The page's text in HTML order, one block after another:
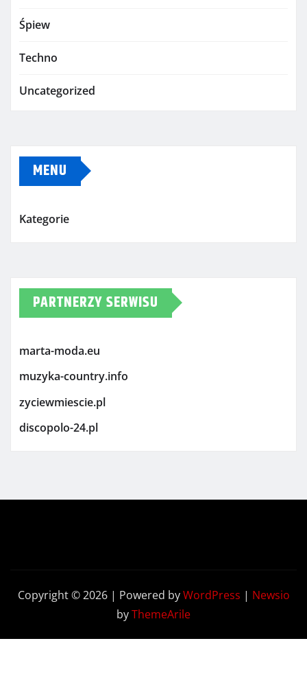
Śpiew
Techno
Uncategorized
MENU
Kategorie
PARTNERZY SERWISU
marta-moda.eu
muzyka-country.info
zyciewmiescie.pl
discopolo-24.pl
Copyright © 2026 | Powered byWordPress | Newsio
byThemeArile